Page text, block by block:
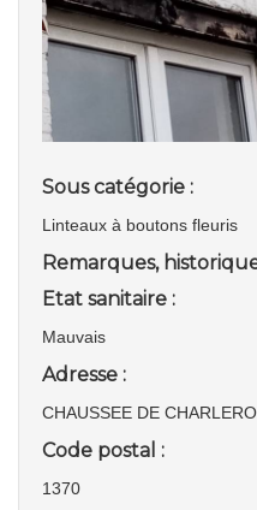
Sous catégorie :
Linteaux à boutons fleuris
Remarques,
Etat sanitaire :
Mauvais
Adresse :
CHAUSSEE DE
Code postal :
1370